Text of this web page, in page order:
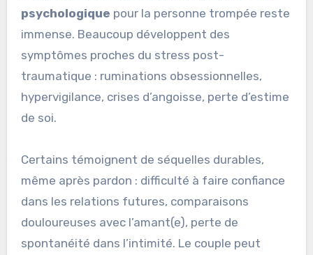
psychologique pour la personne trompée reste
immense. Beaucoup développent des
symptômes proches du stress post-
traumatique : ruminations obsessionnelles,
hypervigilance, crises d’angoisse, perte d’estime
de soi.
Certains témoignent de séquelles durables,
même après pardon : difficulté à faire confiance
dans les relations futures, comparaisons
douloureuses avec l’amant(e), perte de
spontanéité dans l’intimité. Le couple peut